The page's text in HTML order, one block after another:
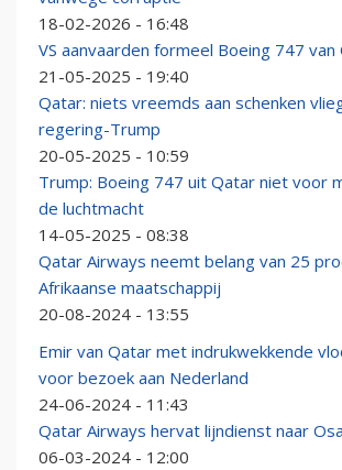
18-02-2026 - 16:48
VS aanvaarden formeel Boeing 747 van
21-05-2025 - 19:40
Qatar: niets vreemds aan schenken
regering-Trump
20-05-2025 - 10:59
Trump: Boeing 747 uit Qatar niet voor
de luchtmacht
14-05-2025 - 08:38
Qatar Airways neemt belang van 25
Afrikaanse maatschappij
20-08-2024 - 13:55
Emir van Qatar met indrukwekkende
voor bezoek aan Nederland
24-06-2024 - 11:43
Qatar Airways hervat lijndienst naar
06-03-2024 - 12:00